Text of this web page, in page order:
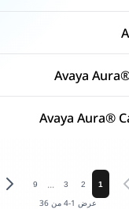
Avaya
Avaya Aura®
عرض 1
-
4 من36
1
2
3
...
9